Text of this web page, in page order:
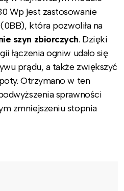
Wp jest zastosowanie
która pozwoliła na
szyn zbiorczych. Dzięki
łączenia ogniw udało się
prądu, a także zwiększyć
Otrzymano w ten
sprawności
zmniejszeniu stopnia